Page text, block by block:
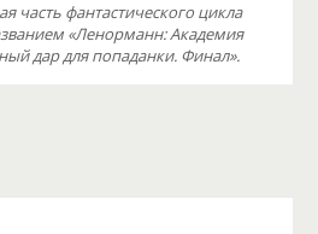
часть фантастического цикла
«Ленорманн: Академия
дар для попаданки. Финал».